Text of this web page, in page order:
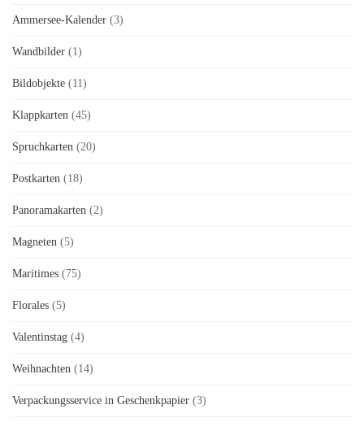
Ammersee-Kalender (3)
Wandbilder (1)
Bildobjekte (11)
Klappkarten (45)
Spruchkarten (20)
Postkarten (18)
Panoramakarten (2)
Magneten (5)
Maritimes (75)
Florales (5)
Valentinstag (4)
Weihnachten (14)
Verpackungsservice in Geschenkpapier (3)